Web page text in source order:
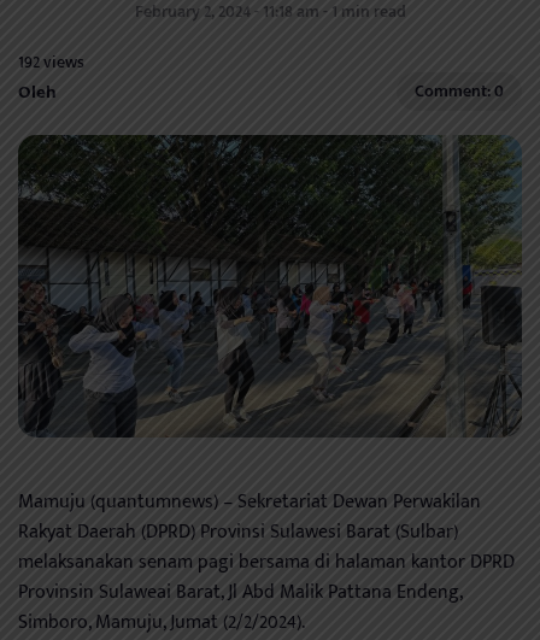
February 2, 2024 - 11:18 am - 1 min read
192 views
Oleh Comment: 0
Mamuju (quantumnews) – Sekretariat Dewan Perwakilan
Rakyat Daerah (DPRD) Provinsi Sulawesi Barat (Sulbar)
melaksanakan senam pagi bersama di halaman kantor DPRD
Provinsin Sulaweai Barat, Jl Abd Malik Pattana Endeng,
Simboro, Mamuju, Jumat (2/2/2024).